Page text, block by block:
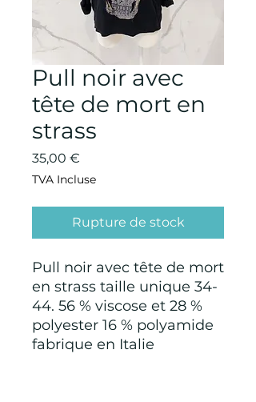
Pull noir avec
tête de mort en
strass
35,00 €
TVA Incluse
Rupture de stock
Pull noir avec tête de mort
en strass taille unique 34-
44. 56 % viscose et 28 %
polyester 16 % polyamide
fabrique en Italie